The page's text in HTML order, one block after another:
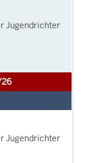
Jugendrichter
26
Jugendrichter